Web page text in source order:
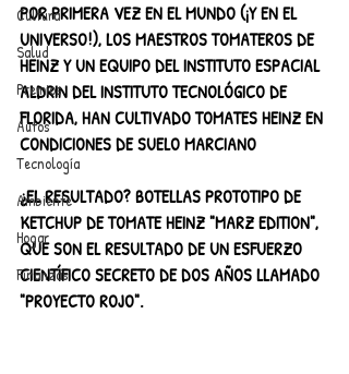
Cultura
Salud
Premios
Autos
Tecnología
Ambiente
Hogar
Finanzas
POR PRIMERA VEZ EN EL MUNDO (¡Y EN EL
UNIVERSO!), LOS MAESTROS TOMATEROS DE
HEINZ Y UN EQUIPO DEL INSTITUTO ESPACIAL
ALDRIN DEL INSTITUTO TECNOLÓGICO DE
FLORIDA, HAN CULTIVADO TOMATES HEINZ EN
CONDICIONES DE SUELO MARCIANO
¿EL RESULTADO? BOTELLAS PROTOTIPO DE
KETCHUP DE TOMATE HEINZ "MARZ EDITION",
QUE SON EL RESULTADO DE UN ESFUERZO
CIENTÍFICO SECRETO DE DOS AÑOS LLAMADO
"PROYECTO ROJO".